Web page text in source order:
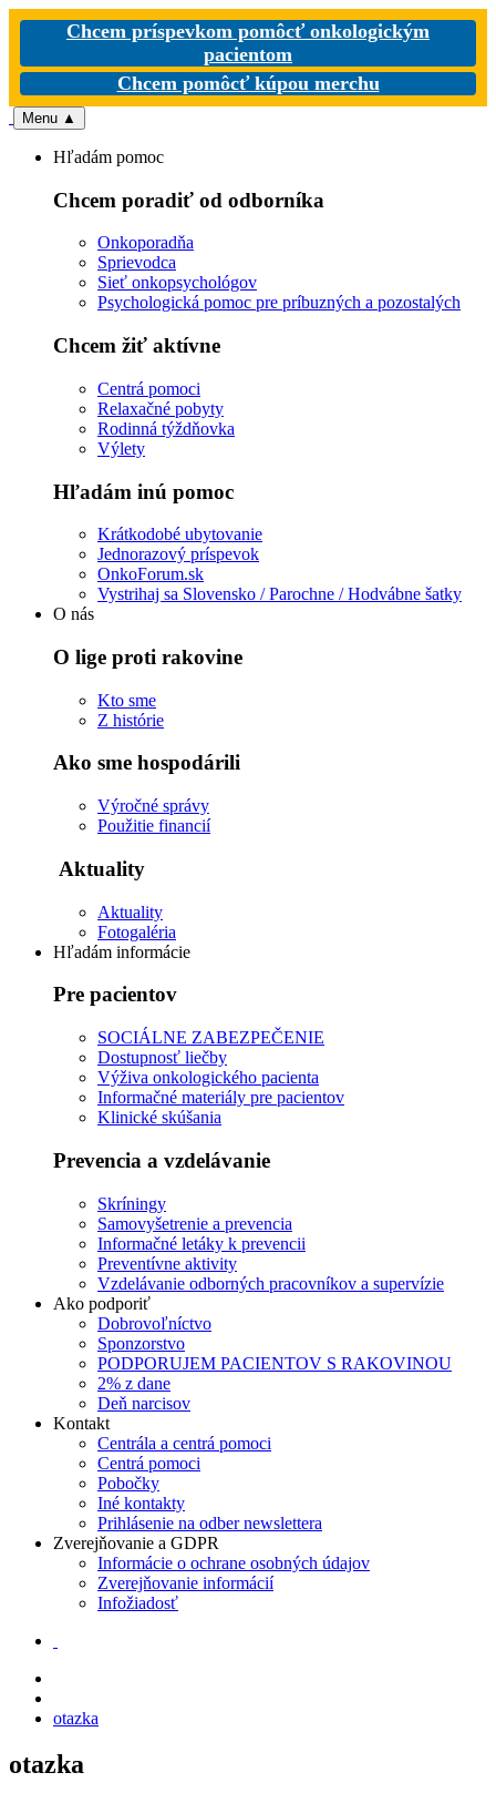
Chcem príspevkom pomôcť onkologickým
pacientom
Chcem pomôcť kúpou merchu
Menu ▲
Hľadám pomoc
Chcem poradiť od odborníka
Onkoporadňa
Sprievodca
Sieť onkopsychológov
Psychologická pomoc pre príbuzných a pozostalých
Chcem žiť aktívne
Centrá pomoci
Relaxačné pobyty
Rodinná týždňovka
Výlety
Hľadám inú pomoc
Krátkodobé ubytovanie
Jednorazový príspevok
OnkoForum.sk
Vystrihaj sa Slovensko / Parochne / Hodvábne šatky
O nás
O lige proti rakovine
Kto sme
Z histórie
Ako sme hospodárili
Výročné správy
Použitie financií
Aktuality
Aktuality
Fotogaléria
Hľadám informácie
Pre pacientov
SOCIÁLNE ZABEZPEČENIE
Dostupnosť liečby
Výživa onkologického pacienta
Informačné materiály pre pacientov
Klinické skúšania
Prevencia a vzdelávanie
Skríningy
Samovyšetrenie a prevencia
Informačné letáky k prevencii
Preventívne aktivity
Vzdelávanie odborných pracovníkov a supervízie
Ako podporiť
Dobrovoľníctvo
Sponzorstvo
PODPORUJEM PACIENTOV S RAKOVINOU
2% z dane
Deň narcisov
Kontakt
Centrála a centrá pomoci
Centrá pomoci
Pobočky
Iné kontakty
Prihlásenie na odber newslettera
Zverejňovanie a GDPR
Informácie o ochrane osobných údajov
Zverejňovanie informácií
Infožiadosť
otazka
otazka